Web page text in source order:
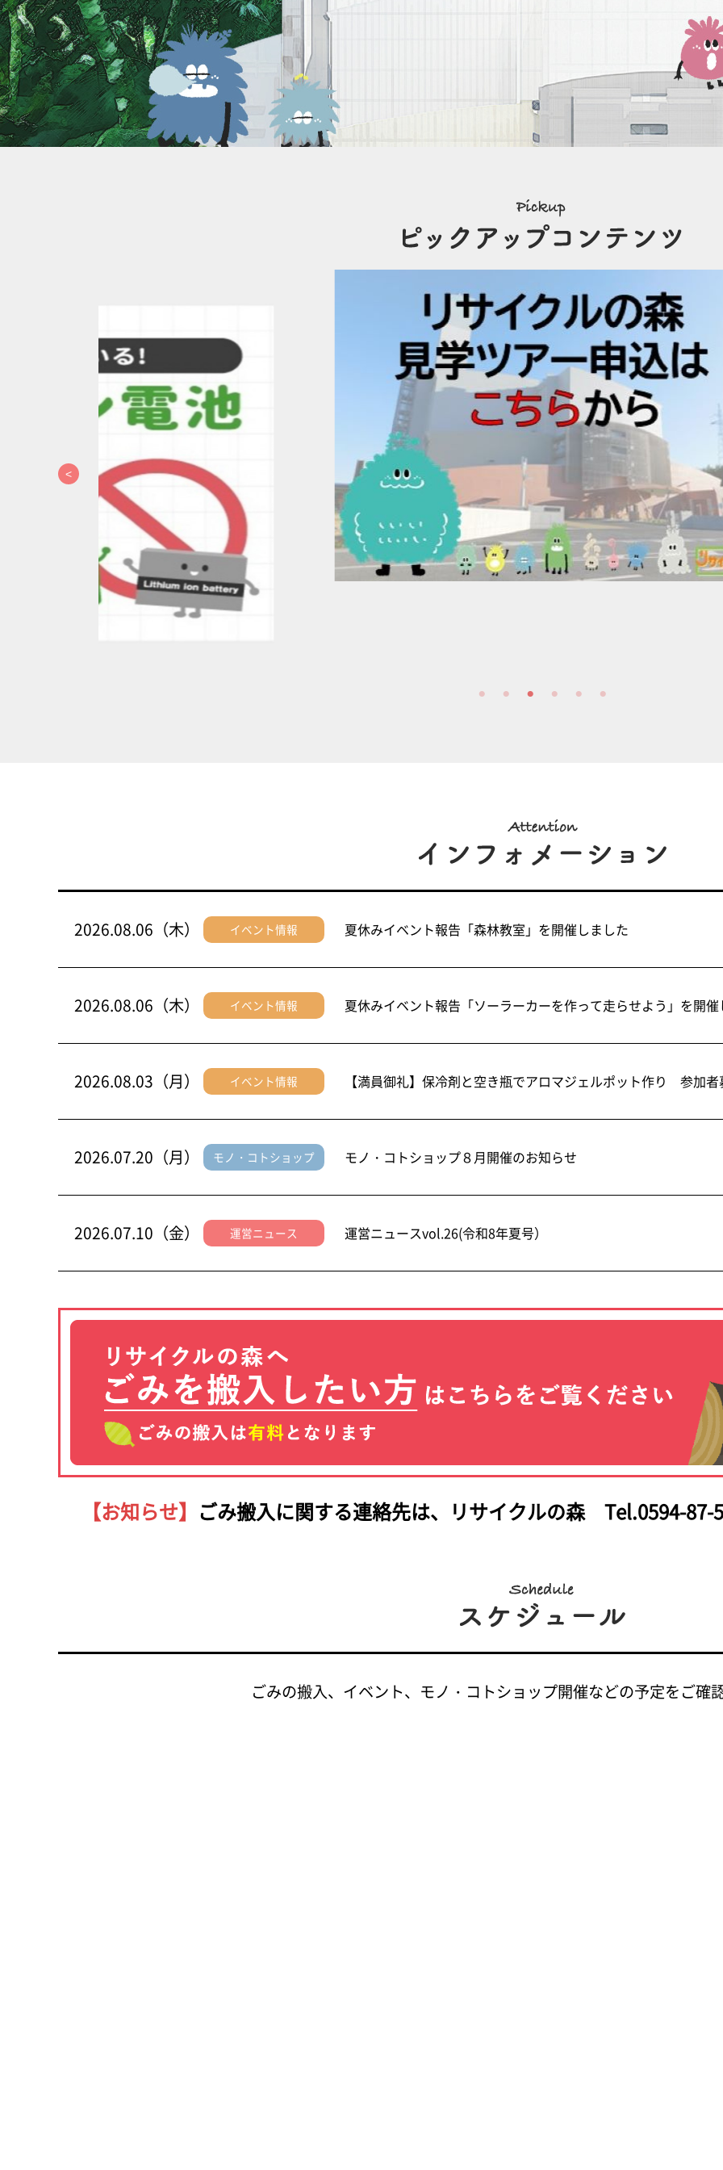
2026.08.06（木） イベント情報 夏休みイベント報告「森林教室」を開催しました
2026.08.06（木） イベント情報 夏休みイベント報告「ソーラーカーを作って走らせよう」を開
2026.08.03（月） イベント情報 【満員御礼】保冷剤と空き瓶でアロマジェルポット作り 参加
2026.07.20（月） モノ・コトショップ モノ・コトショップ８月開催のお知らせ
2026.07.10（金） 運営ニュース 運営ニュースvol.26(令和8年夏号）
【お知らせ】 ごみ搬入に関する連絡先は、 リサイクルの森 Tel.0594-87-
ごみの搬入、イベント、モノ・コトショップ開催などの予定をご確